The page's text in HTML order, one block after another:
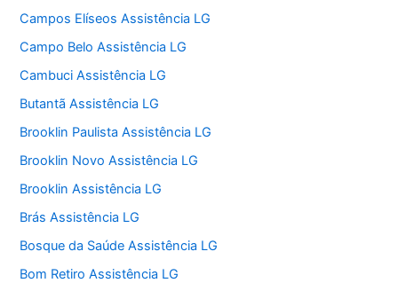
Campos Elíseos Assistência LG
Campo Belo Assistência LG
Cambuci Assistência LG
Butantã Assistência LG
Brooklin Paulista Assistência LG
Brooklin Novo Assistência LG
Brooklin Assistência LG
Brás Assistência LG
Bosque da Saúde Assistência LG
Bom Retiro Assistência LG